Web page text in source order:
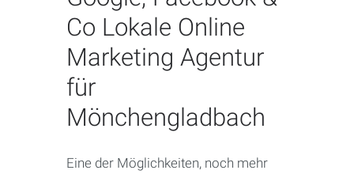
Co Lokale Online
Marketing Agentur
für
Mönchengladbach
Eine der Möglichkeiten, noch mehr